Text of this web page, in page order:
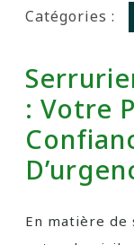
Catégories :
: Votre
En matière